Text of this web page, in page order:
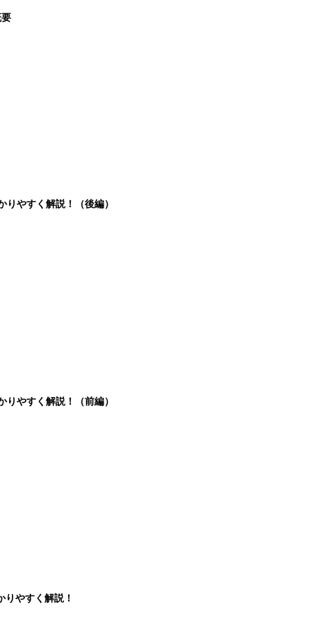
りやすく解説！（後編）
りやすく解説！（前編）
りやすく解説！